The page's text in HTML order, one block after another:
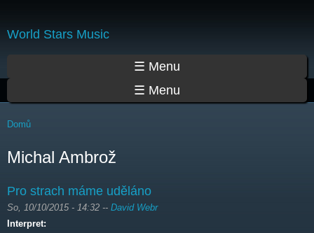
World Stars Music
☰ Menu
☰ Menu
Jste zde
Domů
Michal Ambrož
Pro strach máme uděláno
So, 10/10/2015 - 14:32 -- David Webr
Interpret: